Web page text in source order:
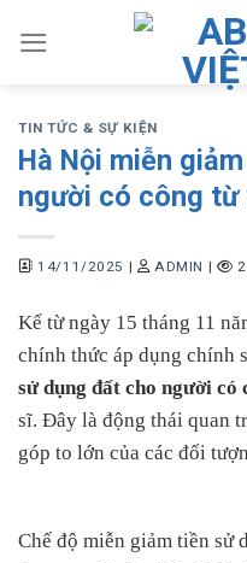
TIN TỨC & SỰ KIỆN
Hà Nội miễn
người có công từ
14/11/2025 | ADMIN |
Kể từ ngày 15 tháng 11
chính thức áp dụng chính
sử dụng đất cho người có
sĩ. Đây là động thái quan
góp to lớn của các đối
Chế độ miễn giảm tiền sử